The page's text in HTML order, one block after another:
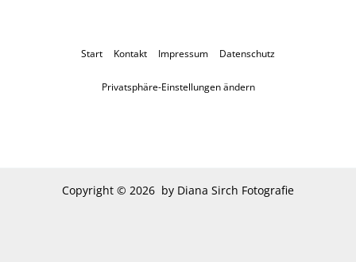
Start Kontakt Impressum Datenschutz
Privatsphäre-Einstellungen ändern
Copyright © 2026 by Diana Sirch Fotografie